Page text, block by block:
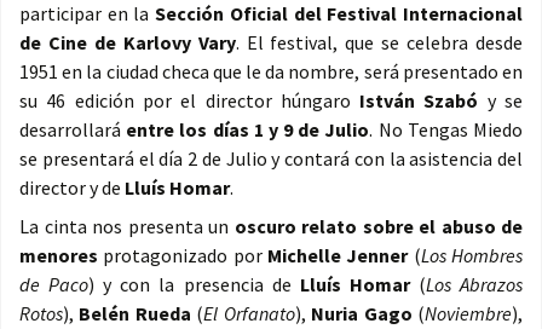
participar en laSección Oficial del Festival Internacional
de Cine de Karlovy Vary. El festival, que se celebra desde
1951 en la ciudad checa que le da nombre, será presentado en
su 46 edición por el director húngaro István Szabó y se
desarrollará entre los días 1 y 9 de Julio. No Tengas Miedo
se presentará el día 2 de Julio y contará con la asistencia del
director y de Lluís Homar.
La cinta nos presenta un oscuro relato sobre el abuso de
menores protagonizado por Michelle Jenner(Los Hombres
de Paco) y con la presencia de Lluís Homar (Los Abrazos
Rotos), Belén Rueda (El Orfanato), Nuria Gago (Noviembre),